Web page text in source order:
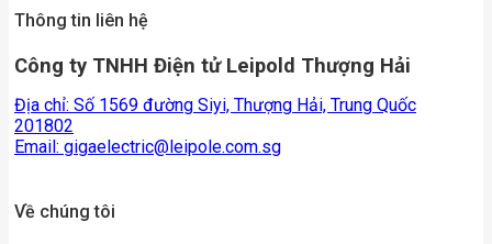
Thông tin liên hệ
Công ty TNHH Điện tử Leipold Thượng Hải
Địa chỉ: Số 1569 đường Siyi, Thượng Hải, Trung Quốc
201802
Email: gigaelectric@leipole.com.sg
Về chúng tôi